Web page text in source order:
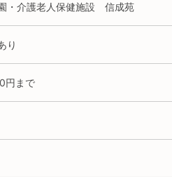
・介護老人保健施設 信成苑
り
円まで